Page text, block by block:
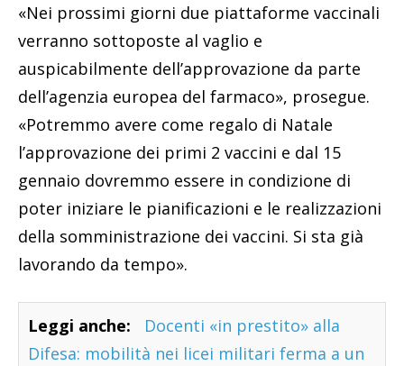
«Nei prossimi giorni due piattaforme vaccinali
verranno sottoposte al vaglio e
auspicabilmente dell’approvazione da parte
dell’agenzia europea del farmaco», prosegue.
«Potremmo avere come regalo di Natale
l’approvazione dei primi 2 vaccini e dal 15
gennaio dovremmo essere in condizione di
poter iniziare le pianificazioni e le realizzazioni
della somministrazione dei vaccini. Si sta già
lavorando da tempo».
Leggi anche:
Docenti «in prestito» alla
Difesa: mobilità nei licei militari ferma a un